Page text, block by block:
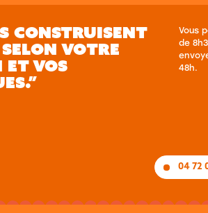
CONSTRUISENT
VOTRE
ET VOS
Vous
de
48h.
04 72